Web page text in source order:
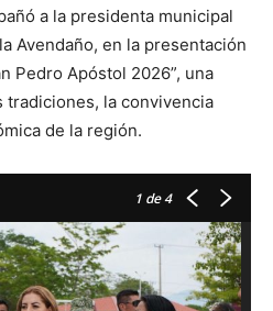
a la presidenta municipal
Avendaño, en la presentación
Pedro Apóstol 2026”, una
la convivencia
de la región.
1 de 4